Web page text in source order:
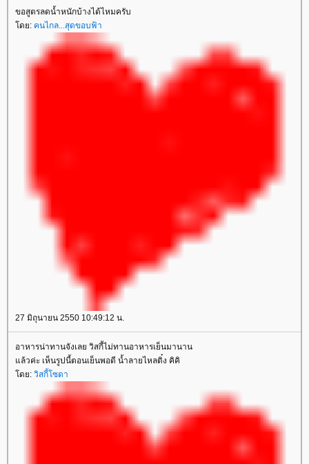
ขอสูตรลดน้ำหนักบ้างได้ไหมครับ
ดย: คนไกล...สุดขอบฟ้า
27 มิถุนายน 2550 10:49:12 น.
อาหารน่าทานจังเลย วิสกี้ไม่ทานอาหารเย็นมานาน
ล้วค่ะ เห็นรูปนี้ตอนเย็นพอดี น้ำลายไหลติ๋ง คิคิ
ดย: วิสกี้โซดา